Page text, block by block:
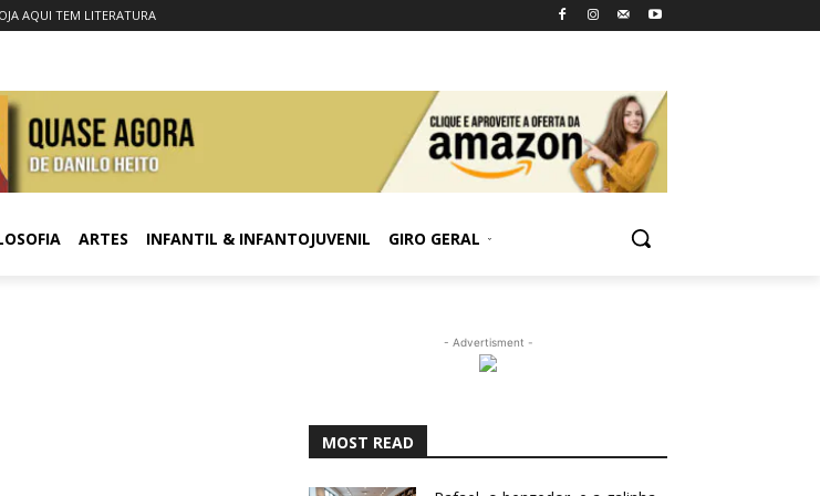
AQUI TEM LITERATURA
ARTES INFANTIL & INFANTOJUVENIL GIRO GERAL
- Advertisment -
MOST READ